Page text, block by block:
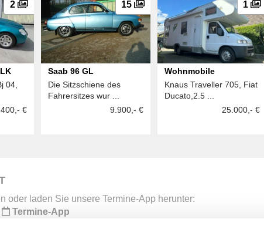
2
04,
€
15
Saab 96 GL
Die Sitzschiene des
Fahrersitzes wur ...
9.900,- €
1
Wohnmobile
Knaus Traveller 705, Fiat
Ducato,2.5 ...
25.000,- €
oder laden Sie unsere Termine-App herunter:
Termine-App